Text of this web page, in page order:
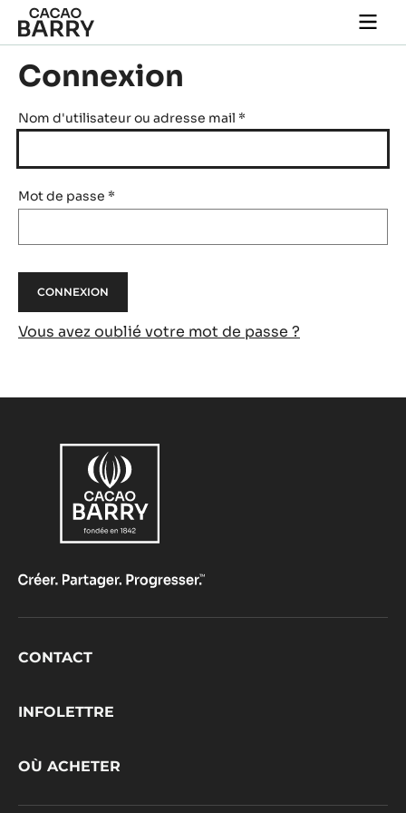
Skip to main content
main
Connexion
Nom d'utilisateur ou adresse mail *
Mot de passe *
Vous avez oublié votre mot de passe ?
Footer
CONTACT
INFOLETTRE
OÙ ACHETER